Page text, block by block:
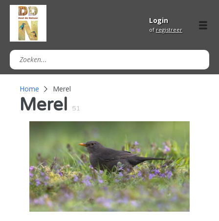
Login
of registreer
Home Merel
Merel 51